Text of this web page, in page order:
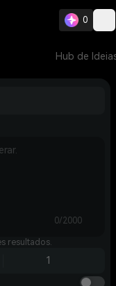
0
Hub de
0/2000
resultados.
1